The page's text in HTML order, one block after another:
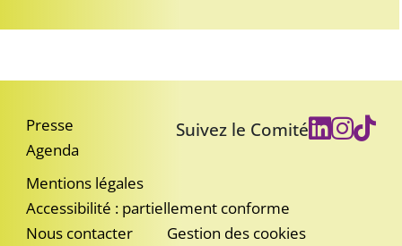
Presse
Agenda
Suivez le Comité
Mentions légales
Accessibilité : partiellement conforme
Nous contacter
Gestion des cookies